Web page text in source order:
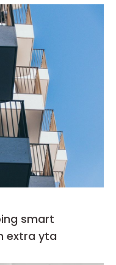
extra yta